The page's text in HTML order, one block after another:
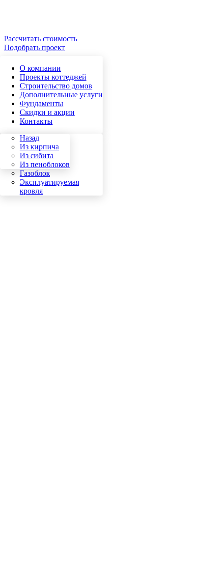
О компании
Проекты коттеджей
Назад
Кирпич
Сибит
Пеноблок
Газоблок
Эксплуатируемая
кровля
Строительство домов
Назад
Из кирпича
Из сибита
Из пеноблоков
Дополнительные услуги
Фундаменты
Скидки и акции
Контакты
Рассчитать стоимость
Подобрать проект